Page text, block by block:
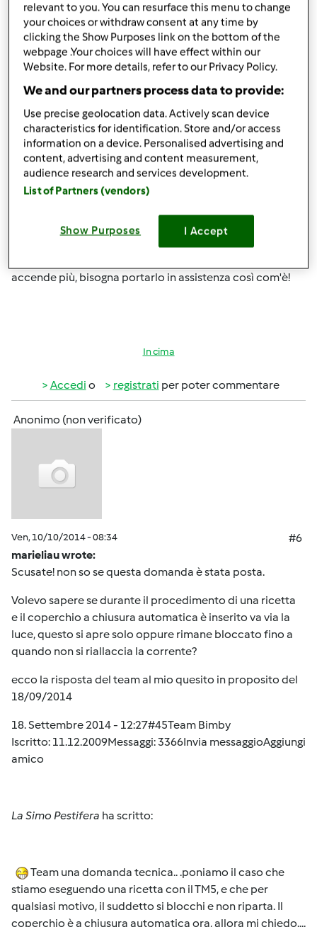
Ven, 10/10/2014 - 08:01
marieliau wrote:
Scusate! non so se questa domanda è stata posta.
Volevo sapere se durante il procedimento di una ricetta
e il coperchio a chiusura automatica è inserito va via la
luce, questo si apre solo oppure rimane bloccato fino a
quando non si riallaccia la corrente?
io credo che rimane chiuso fino a che non si riattacca la
accende più, bisogna portarlo in assistenza così com'è!
In cima
Accedi o registrati per poter commentare
Anonimo (non verificato)
Ven, 10/10/2014 - 08:34
#6
marieliau wrote:
Scusate! non so se questa domanda è stata posta.
Volevo sapere se durante il procedimento di una ricetta
e il coperchio a chiusura automatica è inserito va via la
luce, questo si apre solo oppure rimane bloccato fino a
quando non si riallaccia la corrente?
ecco la risposta del team al mio quesito in proposito del
18/09/2014
18. Settembre 2014 - 12:27#45Team Bimby
Iscritto: 11.12.2009Messaggi: 3366Invia messaggioAggiungi
amico
La Simo Pestifera ha scritto:
Team una domanda tecnica.. .poniamo il caso che
stiamo eseguendo una ricetta con il TM5, e che per
qualsiasi motivo, il suddetto si blocchi e non riparta. Il
coperchio è a chiusura automatica ora, allora mi chiedo....
relevant to you. You can resurface this menu to change
your choices or withdraw consent at any time by
clicking the Show Purposes link on the bottom of the
webpage .Your choices will have effect within our
Website. For more details, refer to our Privacy Policy.
We and our partners process data to provide:
Use precise geolocation data. Actively scan device
characteristics for identification. Store and/or access
information on a device. Personalised advertising and
content, advertising and content measurement,
audience research and services development.
List of Partners (vendors)
Show Purposes I Accept